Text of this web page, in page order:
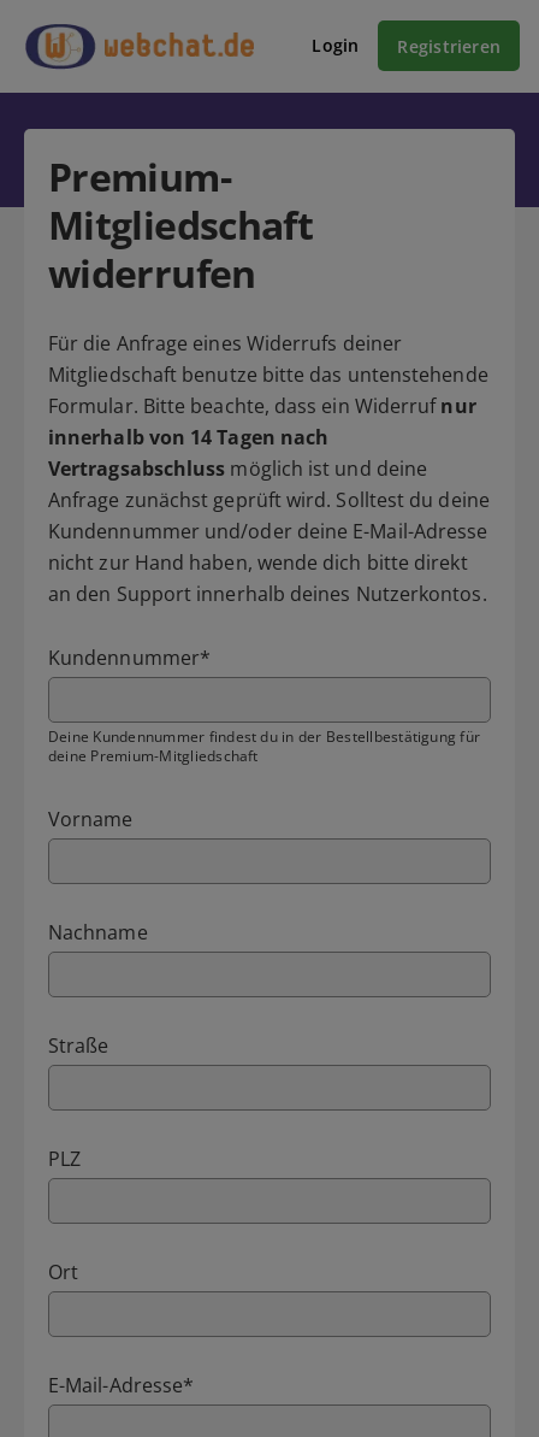
Login Registrieren
Premium-
Mitgliedschaft
widerrufen
Für die Anfrage eines Widerrufs deiner
Mitgliedschaft benutze bitte das untenstehende
Formular. Bitte beachte, dass ein Widerrufnur
innerhalb von 14 Tagen nach
Vertragsabschluss möglich ist und deine
Anfrage zunächst geprüft wird. Solltest du deine
Kundennummer und/oder deine E-Mail-Adresse
nicht zur Hand haben, wende dich bitte direkt
an den Support innerhalb deines Nutzerkontos.
Kundennummer*
Deine Kundennummer findest du in der Bestellbestätigung für
deine Premium-Mitgliedschaft
Vorname
Nachname
Straße
PLZ
Ort
E-Mail-Adresse*